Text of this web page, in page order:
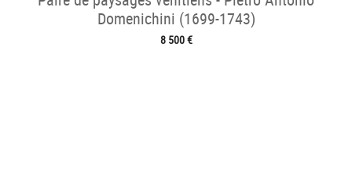
Domenichini (1699-1743)
8 500 €